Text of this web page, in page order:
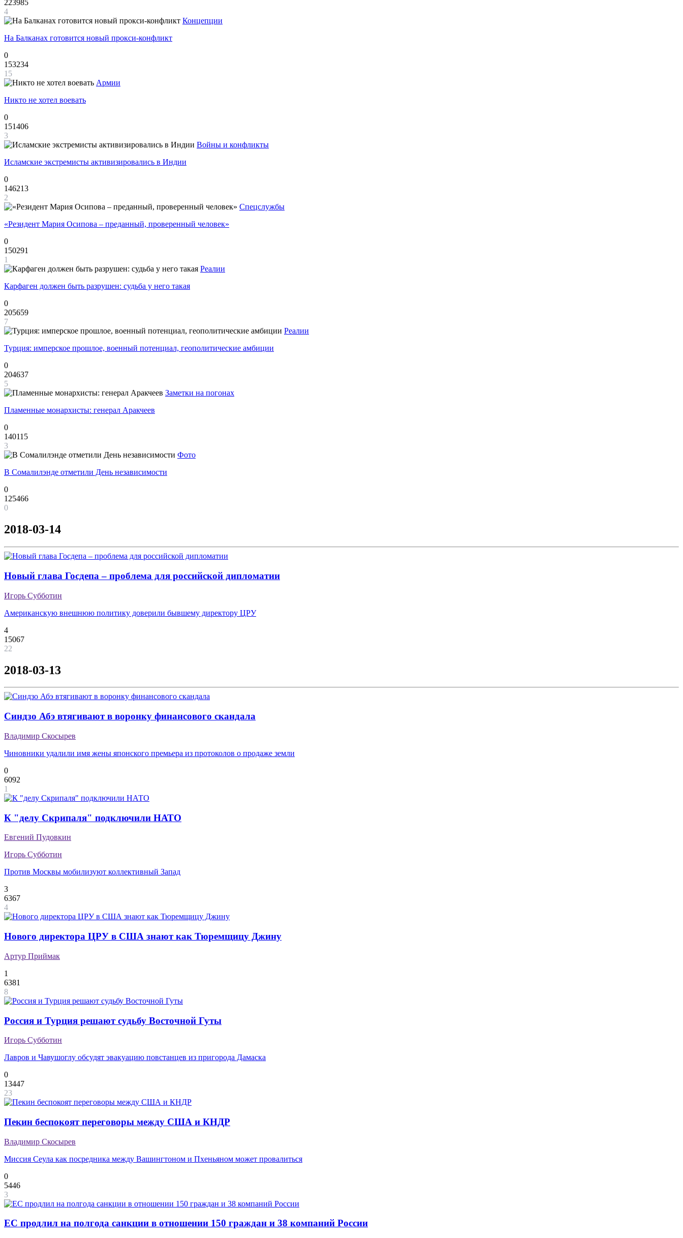
223985
4
Концепции
На Балканах готовится новый прокси-конфликт
0
153234
15
Армии
Никто не хотел воевать
0
151406
3
Войны и конфликты
Исламские экстремисты активизировались в Индии
0
146213
2
Спецслужбы
«Резидент Мария Осипова – преданный, проверенный человек»
0
150291
1
Реалии
Карфаген должен быть разрушен: судьба у него такая
0
205659
7
Реалии
Турция: имперское прошлое, военный потенциал, геополитические амбиции
0
204637
5
Заметки на погонах
Пламенные монархисты: генерал Аракчеев
0
140115
3
Фото
В Сомалилэнде отметили День независимости
0
125466
0
2018-03-14
Новый глава Госдепа – проблема для российской дипломатии
Игорь Субботин
Американскую внешнюю политику доверили бывшему директору ЦРУ
4
15067
22
2018-03-13
Синдзо Абэ втягивают в воронку финансового скандала
Владимир Скосырев
Чиновники удалили имя жены японского премьера из протоколов о продаже земли
0
6092
1
К "делу Скрипаля" подключили НАТО
Евгений Пудовкин
Игорь Субботин
Против Москвы мобилизуют коллективный Запад
3
6367
4
Нового директора ЦРУ в США знают как Тюремщицу Джину
Артур Приймак
1
6381
8
Россия и Турция решают судьбу Восточной Гуты
Игорь Субботин
Лавров и Чавушоглу обсудят эвакуацию повстанцев из пригорода Дамаска
0
13447
23
Пекин беспокоят переговоры между США и КНДР
Владимир Скосырев
Миссия Сеула как посредника между Вашингтоном и Пхеньяном может провалиться
0
5446
3
ЕС продлил на полгода санкции в отношении 150 граждан и 38 компаний России